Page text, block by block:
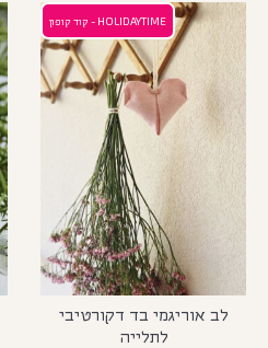
HOLIDAYTIME - קוד קופון
לב אוריגמי בד דקורטיבי
לתלייה